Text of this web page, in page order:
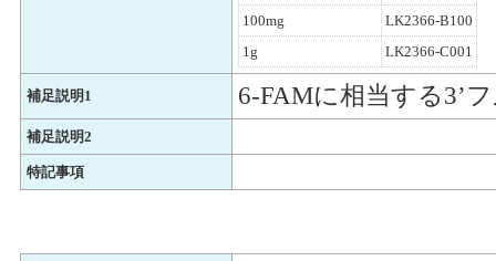
100mg
LK2366-B100
1g
LK2366-C001
補足説明1 6-FAMに相当する3’
補足説明2
特記事項